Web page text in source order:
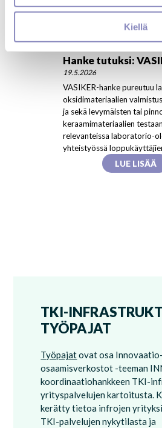
Kiellä
Hanke tutuksi:
19.5.2026
VASIKER-hanke pureutuu
oksidimateriaalien
ja sekä levymäisten tai
keraamimateriaalien
relevanteissa laboratorio-
yhteistyössä
LUE LISÄÄ
TKI-
TYÖPAJAT
Työpajatovat osa
osaamisverkostot -teeman
koordinaatiohankkeen TKI-
yrityspalvelujen kartoitusta.
kerätty tietoa infrojen
TKI-palvelujen nykytilasta ja